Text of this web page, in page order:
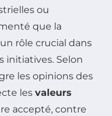
ou
que la
rôle crucial dans
initiatives. Selon
les opinions des
les valeurs
accepté, contre